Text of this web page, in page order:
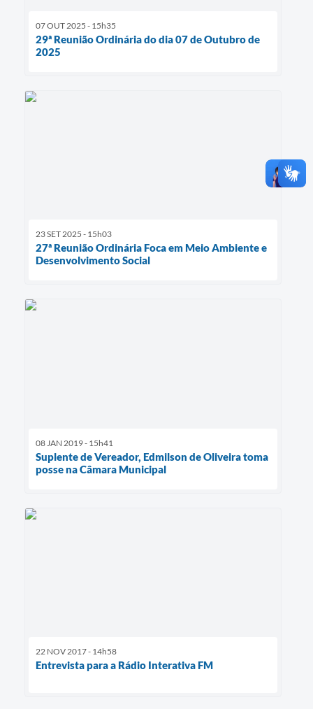
07 OUT 2025 - 15h35
29ª Reunião Ordinária do dia 07 de Outubro de
2025
23 SET 2025 - 15h03
27ª Reunião Ordinária Foca em Meio Ambiente e
Desenvolvimento Social
08 JAN 2019 - 15h41
Suplente de Vereador, Edmilson de Oliveira toma
posse na Câmara Municipal
22 NOV 2017 - 14h58
Entrevista para a Rádio Interativa FM